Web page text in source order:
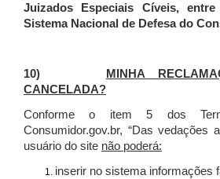
Juizados Especiais Cíveis,
Sistema Nacional de Defesa do
10)
MINHA
CANCELADA?
Conforme o item 5 dos
Consumidor.gov.br, “Das vedações
usuário do site não poderá:
inserir no sistema informações